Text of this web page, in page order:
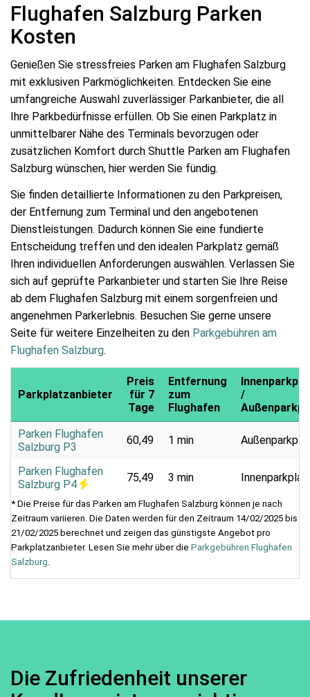
Flughafen Salzburg Parken
Kosten
Genießen Sie stressfreies Parken am Flughafen Salzburg
mit exklusiven Parkmöglichkeiten. Entdecken Sie eine
umfangreiche Auswahl zuverlässiger Parkanbieter, die all
Ihre Parkbedürfnisse erfüllen. Ob Sie einen Parkplatz in
unmittelbarer Nähe des Terminals bevorzugen oder
zusätzlichen Komfort durch Shuttle Parken am Flughafen
Salzburg wünschen, hier werden Sie fündig.
Sie finden detaillierte Informationen zu den Parkpreisen,
der Entfernung zum Terminal und den angebotenen
Dienstleistungen. Dadurch können Sie eine fundierte
Entscheidung treffen und den idealen Parkplatz gemäß
Ihren individuellen Anforderungen auswählen. Verlassen Sie
sich auf geprüfte Parkanbieter und starten Sie Ihre Reise
ab dem Flughafen Salzburg mit einem sorgenfreien und
angenehmen Parkerlebnis. Besuchen Sie gerne unsere
Seite für weitere Einzelheiten zu den Parkgebühren am
Flughafen Salzburg.
Parkplatzanbieter
Preis
für 7
Tage
Entfernung
zum
Flughafen
/
Parken Flughafen
Salzburg P3
60,49 1 min
Parken Flughafen
Salzburg P4
75,49 3 min
* Die Preise für das Parken am Flughafen Salzburg können je nach
Zeitraum variieren. Die Daten werden für den Zeitraum 14/02/2025 bis
21/02/2025 berechnet und zeigen das günstigste Angebot pro
Parkplatzanbieter. Lesen Sie mehr über die Parkgebühren Flughafen
Salzburg.
Die Zufriedenheit unserer